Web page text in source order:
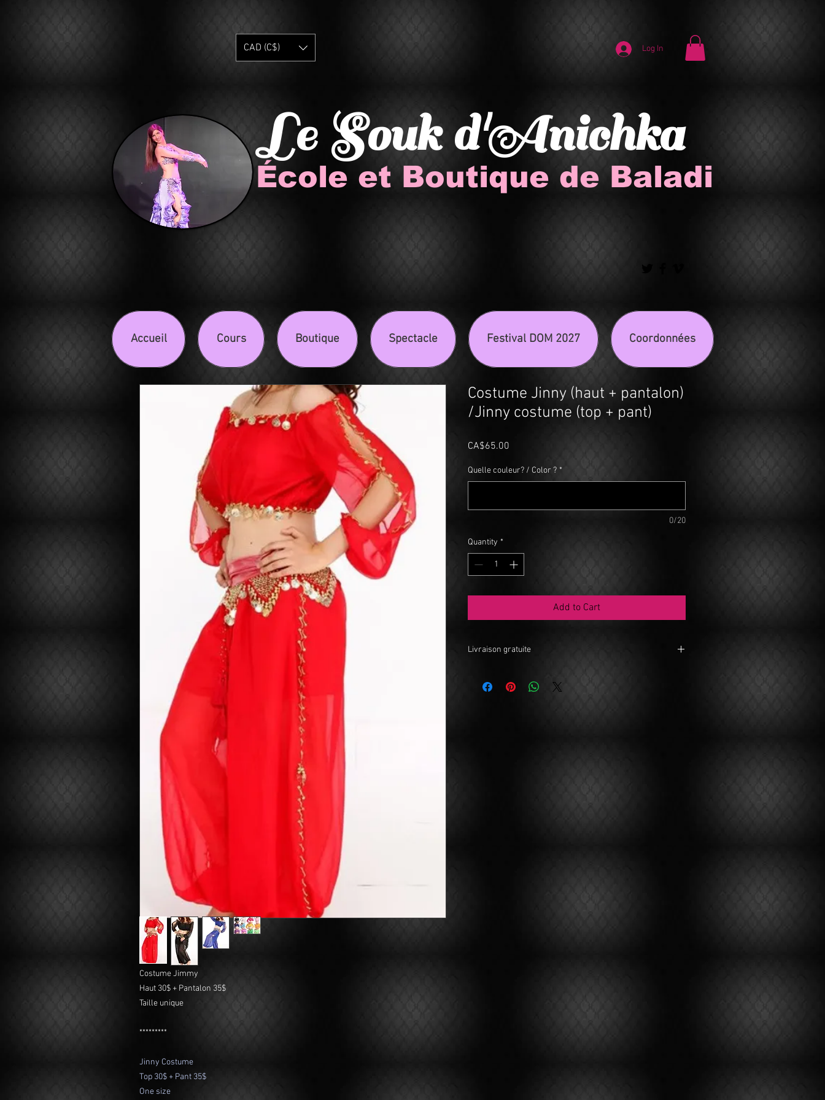
CAD (C$) Log In
Le Souk d'Anichka
École et Boutique de Baladi
Costume Jimmy
Haut 30$ + Pantalon 35$
Taille unique
*********
Jinny Costume
Top 30$ + Pant 35$
One size
Costume Jinny (haut + pantalon)
/Jinny costume (top + pant)
CA$65.00
Quelle couleur? / Color ? *
0/20
Quantity *
Add to Cart
Livraison gratuite
Accueil Cours Boutique Spectacle Festival DOM 2027 Coordonnées